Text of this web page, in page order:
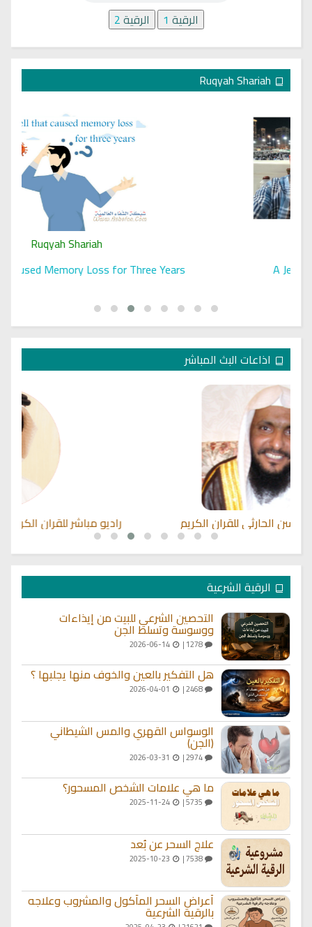
الرقية 1 الرقية2
A Spell That Caused Memory Loss for Three Years
اذاعات البث المباشر
راديو مباشر للقران الكريم بصوت الشيخ ابو بكر الشاطري
الرقية الشرعية
التحصين الشرعي للبيت من إيذاءات
ووسوسة وتسلط الجن
1278 |
2026-06-14
هل التفكير بالعين والخوف منها يجلبها ؟
2468 |
الوسواس القهري والمس الشيطاني
(الجن)
2974 |
ما هي علامات الشخص المسحور؟
2025-11-24
علاج السحر عن بُعد
7538 |
أعراض السحر المأكول والمشروب وعلاجه
بالرقية الشرعية